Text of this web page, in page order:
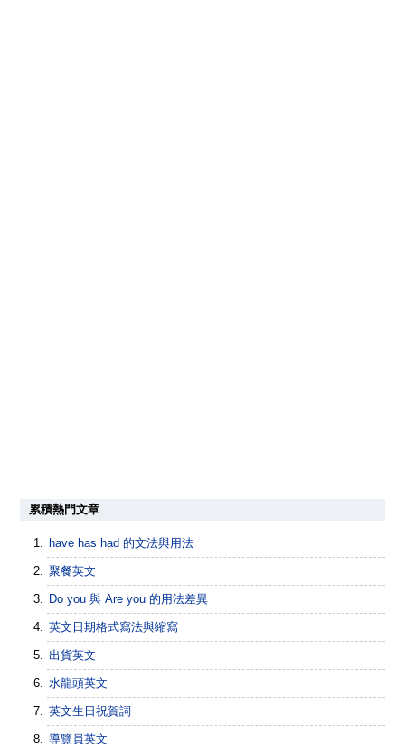
累積熱門文章
have has had 的文法與用法
聚餐英文
Do you 與 Are you 的用法差異
英文日期格式寫法與縮寫
出貨英文
水龍頭英文
英文生日祝賀詞
導覽員英文